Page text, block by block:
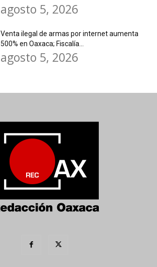
agosto 5, 2026
Venta ilegal de armas por internet aumenta
500% en Oaxaca; Fiscalía...
agosto 5, 2026